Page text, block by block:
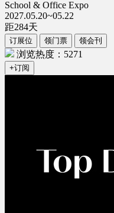
School & Office Expo
2027.05.20~05.22
距284天
订展位 领门票 领会刊
浏览热度：5271
+订阅